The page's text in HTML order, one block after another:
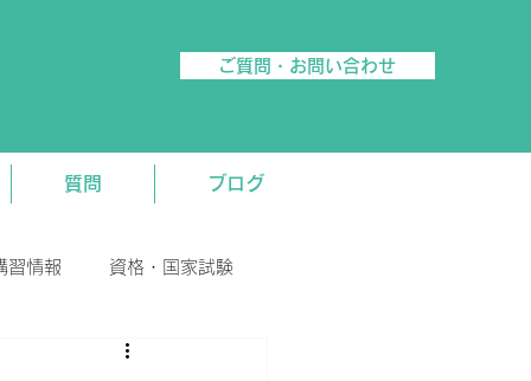
ご質問・お問い合わせ
質問 ブログ
習情報 資格・国家試験